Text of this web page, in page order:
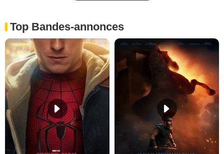
Top Bandes-annonces